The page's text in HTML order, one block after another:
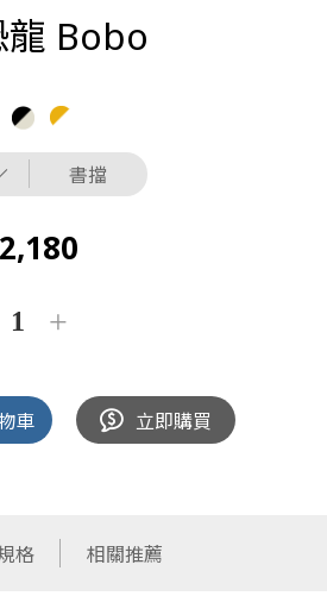
龍 Bobo
書擋
2,180
車 立即購買
格 相關推薦